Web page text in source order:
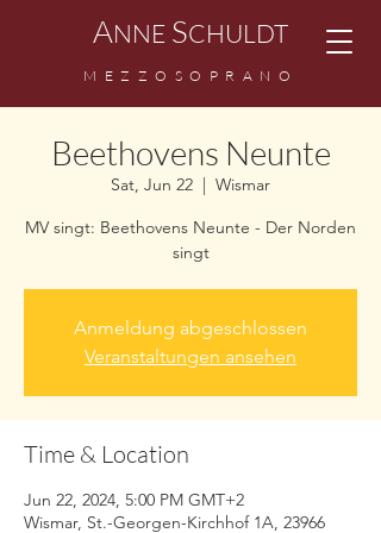
ANNE SCHULDT
MEZZOSOPRANO
Beethovens Neunte
Sat, Jun 22
  |
Wismar
MV singt: Beethovens Neunte - Der Norden
singt
Anmeldung abgeschlossen
Veranstaltungen ansehen
Time & Location
Jun 22, 2024, 5:00 PM GMT+2
Wismar, St.-Georgen-Kirchhof 1A, 23966